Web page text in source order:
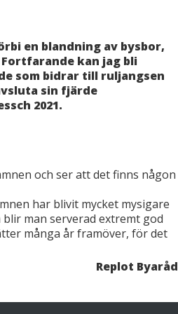
en blandning av bysbor,
kan jag bli
som bidrar till ruljangsen
sin fjärde
2021.
och ser att det finns någon
har blivit mycket mysigare
man serverad extremt god
många år framöver, för det
Replot Byaråd